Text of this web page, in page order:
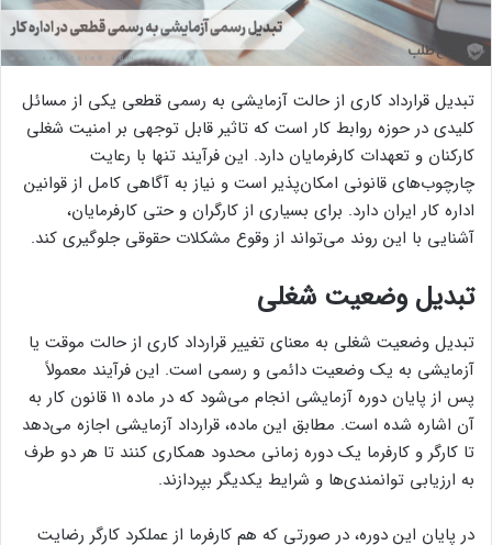
تبدیل قرارداد کاری از حالت آزمایشی به رسمی قطعی یکی از مسائل
کلیدی در حوزه روابط کار است که تاثیر قابل توجهی بر امنیت شغلی
کارکنان و تعهدات کارفرمایان دارد. این فرآیند تنها با رعایت
چارچوب‌های قانونی امکان‌پذیر است و نیاز به آگاهی کامل از قوانین
اداره کار ایران دارد. برای بسیاری از کارگران و حتی کارفرمایان،
آشنایی با این روند می‌تواند از وقوع مشکلات حقوقی جلوگیری کند.
تبدیل وضعیت شغلی
تبدیل وضعیت شغلی به معنای تغییر قرارداد کاری از حالت موقت یا
آزمایشی به یک وضعیت دائمی و رسمی است. این فرآیند معمولاً
پس از پایان دوره آزمایشی انجام می‌شود که در ماده 11 قانون کار به
آن اشاره شده است. مطابق این ماده، قرارداد آزمایشی اجازه می‌دهد
تا کارگر و کارفرما یک دوره زمانی محدود همکاری کنند تا هر دو طرف
به ارزیابی توانمندی‌ها و شرایط یکدیگر بپردازند.
در پایان این دوره، در صورتی که هم کارفرما از عملکرد کارگر رضایت